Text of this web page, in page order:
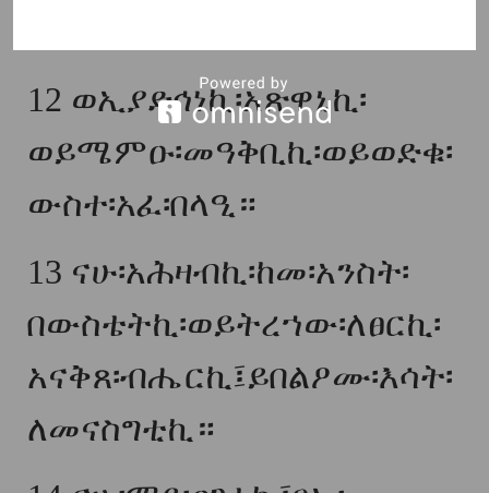
12 ወኢያድኅነኪ፡አጽዋኒኪ፡
ወይሜምዑ፡መዓቅቢኪ፡ወይወድቁ፡
ውስተ፡አፈ፡በላዒ።
13 ናሁ፡አሕዛብኪ፡ከመ፡አንስት፡
በውስቴትኪ፡ወይትረኀው፡ለፀርኪ፡
አናቅጸ፡ብሔርኪ፤ይበልዖሙ፡እሳት፡
ለመናስግቲኪ።